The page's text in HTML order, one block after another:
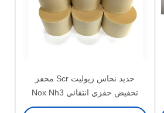
حديد نحاس زيوليت Scr محفز
تخفيض حفزي انتقائي Nox Nh3
درجة حرارة منخفضة